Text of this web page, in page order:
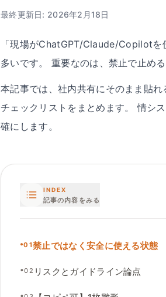
最終更新日: 2026年2月18日
「現場がChatGPT/Claude/Copilot
多いです。 重要なのは、禁止で止め
本記事では、社内共有にそのまま貼
チェックリストをまとめます。 情シ
確にします。
INDEX
記事の内容をみる
•01禁止ではなく安全に使える状態
•02 リスクとガイドライン論点